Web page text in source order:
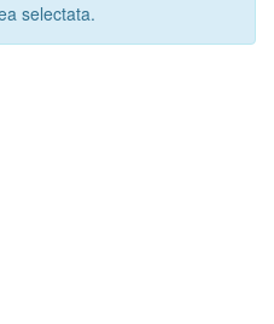
selectata.